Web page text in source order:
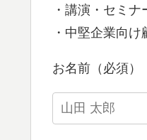
・講演・セミ
・中堅企業向
お名前（必須）